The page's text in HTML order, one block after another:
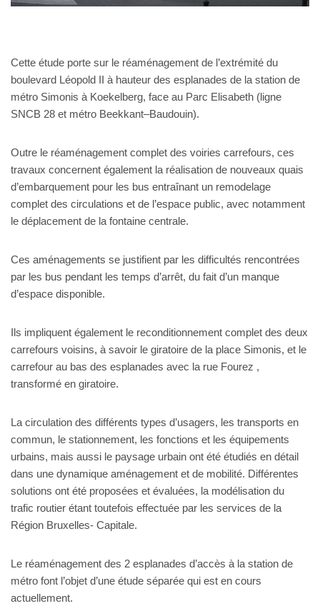
Cette étude porte sur le réaménagement de l’extrémité du
boulevard Léopold II à hauteur des esplanades de la station de
métro Simonis à Koekelberg, face au Parc Elisabeth (ligne
SNCB 28 et métro Beekkant–Baudouin).
Outre le réaménagement complet des voiries carrefours, ces
travaux concernent également la réalisation de nouveaux quais
d’embarquement pour les bus entraînant un remodelage
complet des circulations et de l’espace public, avec notamment
le déplacement de la fontaine centrale.
Ces aménagements se justifient par les difficultés rencontrées
par les bus pendant les temps d’arrêt, du fait d’un manque
d’espace disponible.
Ils impliquent également le reconditionnement complet des deux
carrefours voisins, à savoir le giratoire de la place Simonis, et le
carrefour au bas des esplanades avec la rue Fourez ,
transformé en giratoire.
La circulation des différents types d’usagers, les transports en
commun, le stationnement, les fonctions et les équipements
urbains, mais aussi le paysage urbain ont été étudiés en détail
dans une dynamique aménagement et de mobilité. Différentes
solutions ont été proposées et évaluées, la modélisation du
trafic routier étant toutefois effectuée par les services de la
Région Bruxelles- Capitale.
Le réaménagement des 2 esplanades d’accès à la station de
métro font l’objet d’une étude séparée qui est en cours
actuellement.